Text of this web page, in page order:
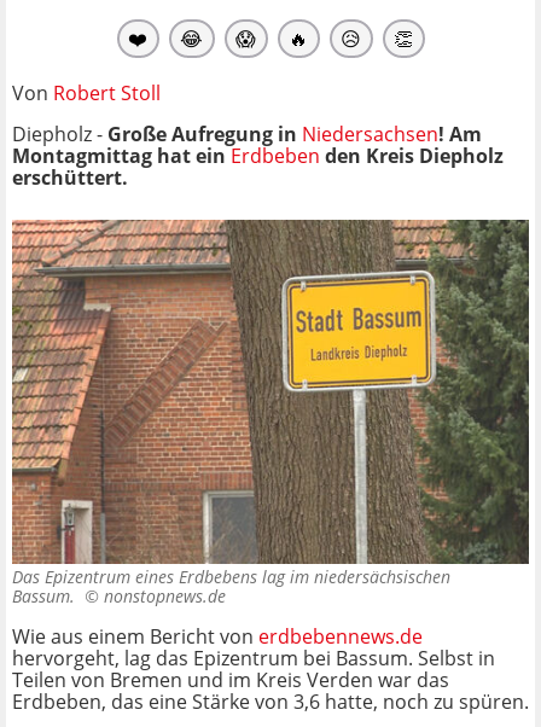
❤️ 😂 😱 🔥 😥 👏
Von Robert Stoll
Diepholz - Große Aufregung in Niedersachsen! Am
Montagmittag hat ein Erdbeben den Kreis Diepholz
erschüttert.
Das Epizentrum eines Erdbebens lag im niedersächsischen
Bassum. © nonstopnews.de
Wie aus einem Bericht von erdbebennews.de
hervorgeht, lag das Epizentrum bei Bassum. Selbst in
Teilen von Bremen und im Kreis Verden war das
Erdbeben, das eine Stärke von 3,6 hatte, noch zu spüren.